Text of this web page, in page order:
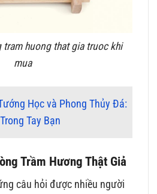
tram huong that gia truoc khi
mua
Học và Phong Thủy Đá:
Tay Bạn
Trầm Hương Thật Giả
câu hỏi được nhiều người